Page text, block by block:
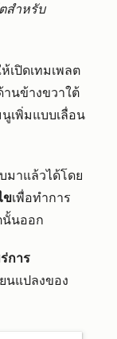
สำหรับ
เปิดเทมเพลต
นข้างขวาใต้
นูเพิ่มแบบเลื่อน
าแล้วได้โดย
ขเพื่อทำการ
นั้นออก
การ
นแปลงของ